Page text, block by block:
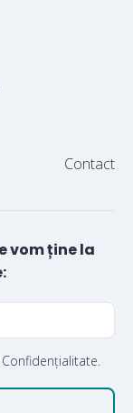
Contact
vom ține la